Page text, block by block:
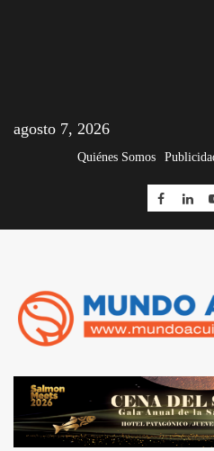
agosto 7, 2026
Quiénes Somos